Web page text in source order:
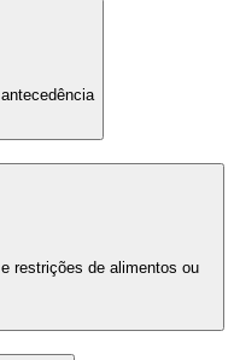
restrições de alimentos ou